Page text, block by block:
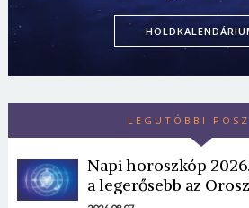
LEGUTÓBBI
Napi horoszkóp
a legerősebb az